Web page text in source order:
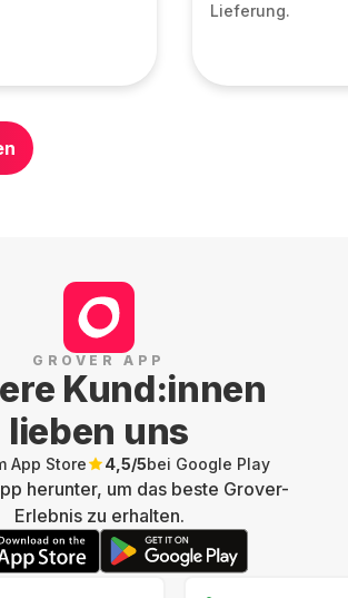
Lieferung.
GROVER APP
Kund:innen
lieben uns
App Store 4,5/5bei Google Play
herunter, um das beste Grover-
Erlebnis zu erhalten.